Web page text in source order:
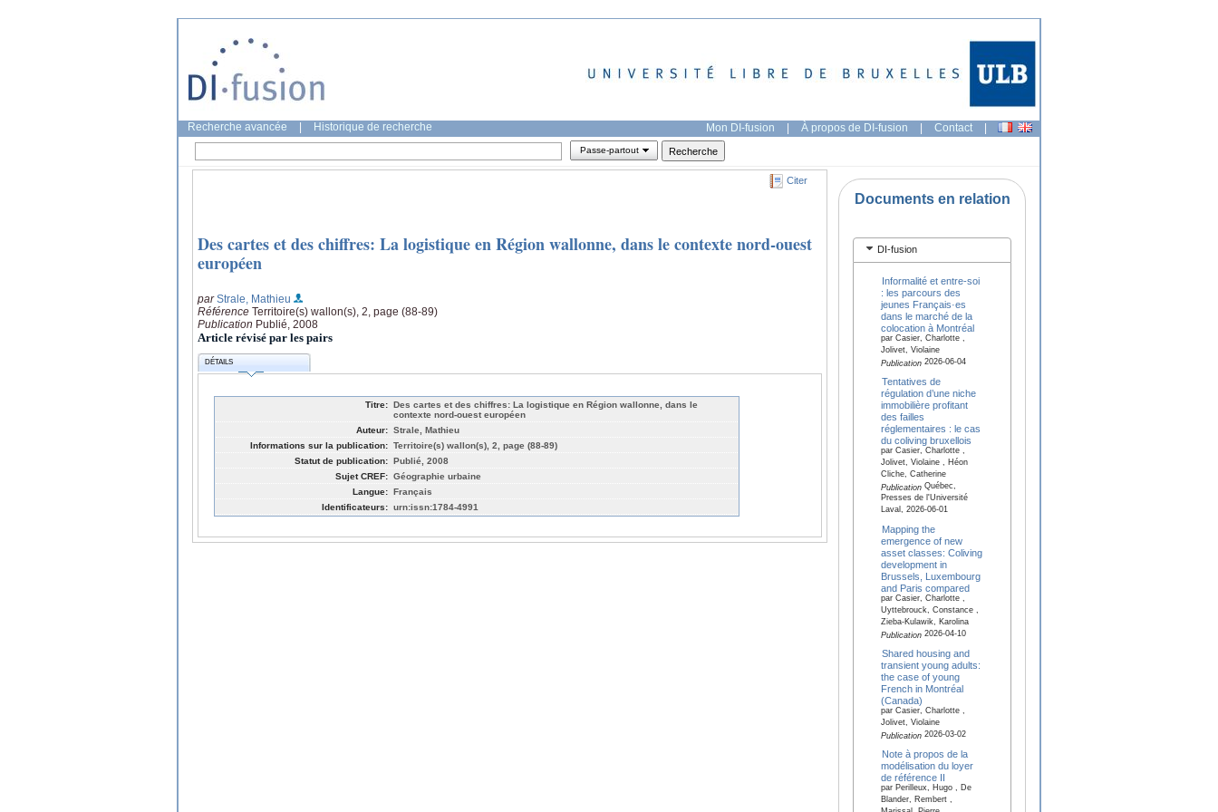
Recherche avancée Historique de recherche Mon DI-fusion | À propos de DI-fusion | Contact |
Passe-partout
Citer
Des cartes et des chiffres: La logistique en Région wallonne, dans le contexte nord-ouest
européen
parStrale, Mathieu
Référence Territoire(s) wallon(s), 2, page (88-89)
Publication Publié, 2008
Article révisé par les pairs
DÉTAILS
Titre: Des cartes et des chiffres: La logistique en Région wallonne, dans le
contexte nord-ouest européen
Auteur: Strale, Mathieu
Informations sur la publication: Territoire(s) wallon(s), 2, page (88-89)
Statut de publication: Publié, 2008
Sujet CREF: Géographie urbaine
Langue: Français
Identificateurs: urn:issn:1784-4991
Documents en relation
DI-fusion
Informalité et entre-soi
: les parcours des
jeunes Français·es
dans le marché de la
colocation à Montréal
par Casier, Charlotte ,
Jolivet, Violaine
Publication2026-06-04
Tentatives de
régulation d’une niche
immobilière profitant
des failles
réglementaires : le cas
du coliving bruxellois
par Casier, Charlotte ,
Jolivet, Violaine , Héon
Cliche, Catherine
PublicationQuébec,
Presses de l'Université
Laval, 2026-06-01
Mapping the
emergence of new
asset classes: Coliving
development in
Brussels, Luxembourg
and Paris compared
par Casier, Charlotte ,
Uyttebrouck, Constance ,
Zieba-Kulawik, Karolina
Publication2026-04-10
Shared housing and
transient young adults:
the case of young
French in Montréal
(Canada)​
par Casier, Charlotte ,
Jolivet, Violaine
Publication2026-03-02
Note à propos de la
modélisation du loyer
de référence II
par Perilleux, Hugo , De
Blander, Rembert ,